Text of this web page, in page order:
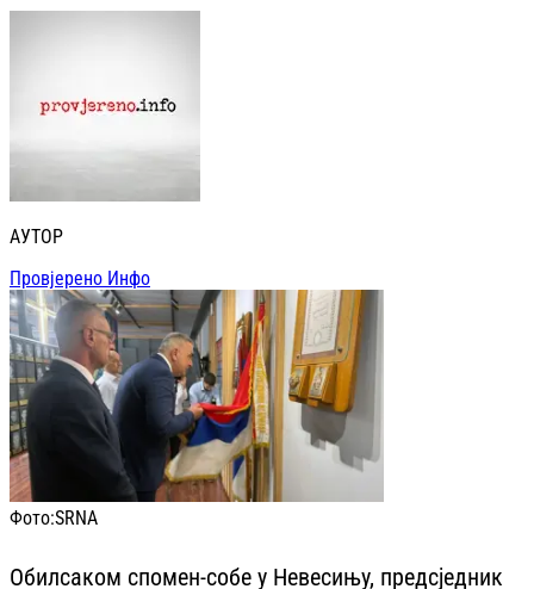
АУТОР
Провјерено Инфо
Фото:SRNA
Обилсаком спомен-собе у Невесињу, предсједник